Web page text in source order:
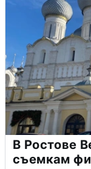
В Ростове
съемкам